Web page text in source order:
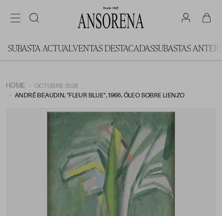
SUBASTA ACTUALVENTAS DESTACADASSUBASTAS
HOME
OCTUBRE 2024
ANDRÉ BEAUDIN, "FLEUR BLUE", 1966, ÓLEO SOBRE LIENZO